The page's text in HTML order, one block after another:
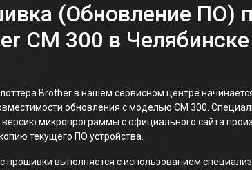
(Обновление ПО)
CM 300 в Челябинске
Brother в нашем сервисном центре
обновления с моделью CM 300.
микропрограммы с официального сайта
текущего ПО устройства.
прошивки выполняется с использованием